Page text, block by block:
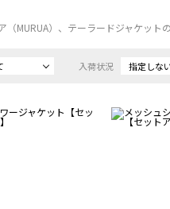
（MURUA）、テーラードジャケット
入荷状況 指定しな